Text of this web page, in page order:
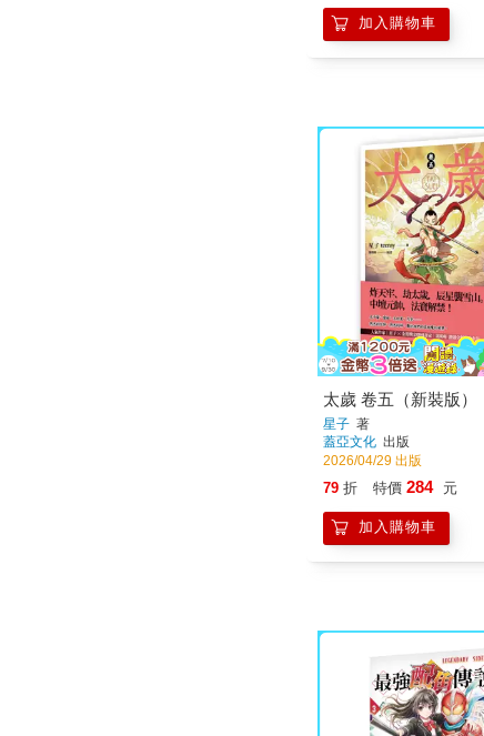
加入購物車
太歲 卷五（新裝版）
星子 著
蓋亞文化 出版
2026/04/29 出版
79 折 特價 284 元
加入購物車